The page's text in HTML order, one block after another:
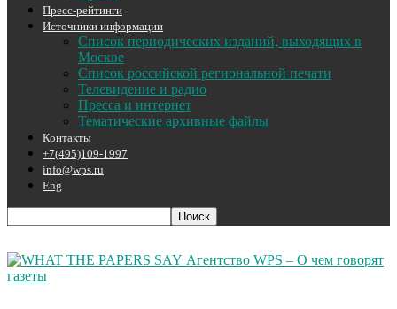
Пресс-рейтинги
Источники информации
Список периодических изданий, выходящих в
Москве
Список российской региональной печати
Телевидение и радио
Пресса и интернет
Тематические архивные файлы
Контакты
+7(495)109-1997
info@wps.ru
Eng
Агентство WPS – О чем говорят
газеты